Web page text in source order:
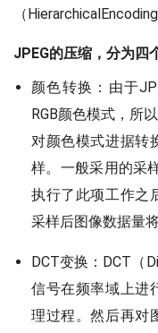
（HierarchicalEncoding
JPEG的压缩，分为四
颜色转换：由于
RGB颜色模式，所
对颜色模式进据转
样。一般采用的采
执行了此项工作之
采样后图像数据量
DCT变换：DCT（
信号在频率域上进
理过程。然后再对